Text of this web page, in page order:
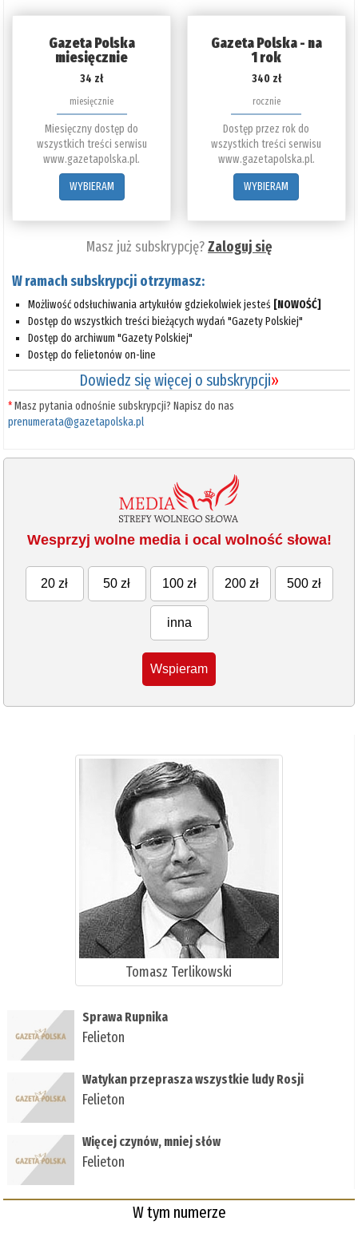
Gazeta Polska
miesięcznie
34 zł
miesięcznie
Miesięczny dostęp do
wszystkich treści serwisu
www.gazetapolska.pl.
WYBIERAM
Gazeta Polska - na
1 rok
340 zł
rocznie
Dostęp przez rok do
wszystkich treści serwisu
www.gazetapolska.pl.
WYBIERAM
Masz już subskrypcję?Zaloguj się
W ramach subskrypcji otrzymasz:
Możliwość odsłuchiwania artykułów gdziekolwiek jesteś [NOWOŚĆ]
Dostęp do wszystkich treści bieżących wydań "Gazety Polskiej"
Dostęp do archiwum "Gazety Polskiej"
Dostęp do felietonów on-line
Dowiedz się więcej o subskrypcji»
*Masz pytania odnośnie subskrypcji? Napisz do nas
prenumerata@gazetapolska.pl
Wesprzyj wolne media i ocal wolność słowa!
20 zł 50 zł 100 zł 200 zł 500 zł
inna
Wspieram
Tomasz Terlikowski
Sprawa Rupnika
Felieton
Watykan przeprasza wszystkie ludy Rosji
Felieton
Więcej czynów, mniej słów
Felieton
W tym numerze